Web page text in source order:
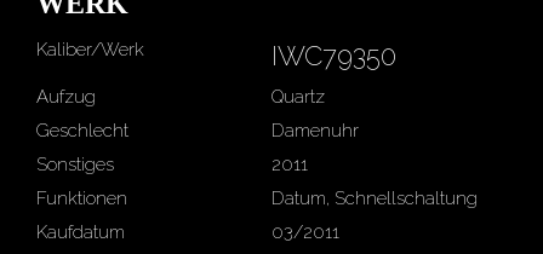
Kaliber/Werk IWC79350
Aufzug
Quartz
Geschlecht
Damenuhr
Sonstiges
2011
Funktionen
Datum, Schnellschaltung
Kaufdatum
03/2011